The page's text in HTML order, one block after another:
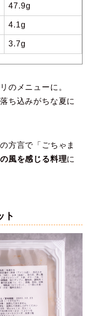
47.9g
4.1g
3.7g
のメニューに。
ち込みがちな夏に
方言で「ごちゃま
風を感じる料理に
ト